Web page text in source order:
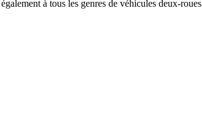
à tous les genres de véhicules deux-